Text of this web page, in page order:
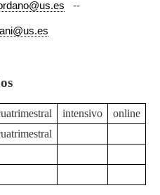
--
intensivo
online